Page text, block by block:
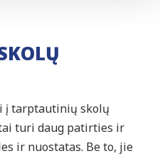
į tarptautinių skolų
turi daug patirties ir
ir nuostatas. Be to, jie